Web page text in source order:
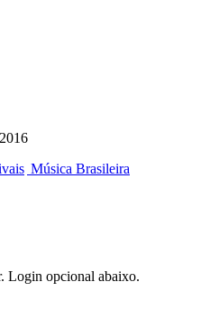
Música Brasileira
Login opcional abaixo.